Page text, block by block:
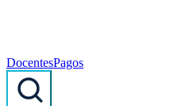
DocentesPagos